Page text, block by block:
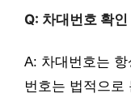
Q: 차대번호 확
A: 차대번호는
번호는 법적으로